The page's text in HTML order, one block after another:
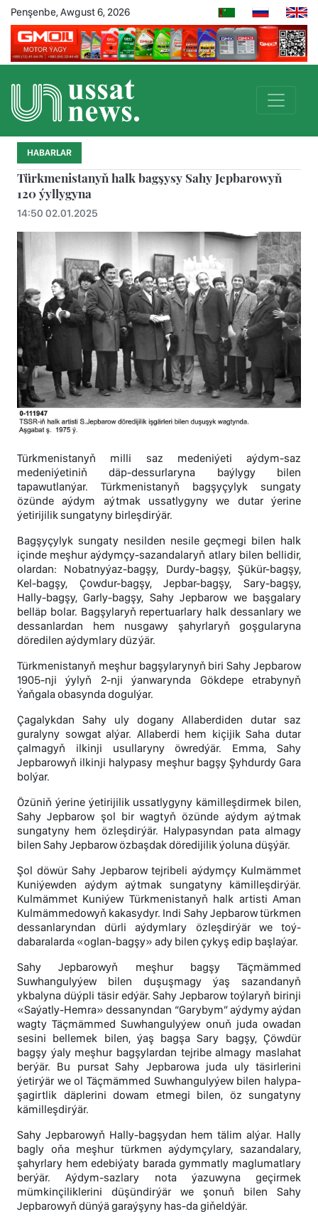
Penşenbe, Awgust 6, 2026
HABARLAR
Türkmenistanyň halk bagşysy Sahy Jepbarowyň
120 ýyllygyna
14:50 02.01.2025
Türkmenistanyň milli saz medeniýeti aýdym-saz
medeniýetiniň däp-dessurlaryna baýlygy bilen
tapawutlanýar. Türkmenistanyň bagşyçylyk sungaty
özünde aýdym aýtmak ussatlygyny we dutar ýerine
ýetirijilik sungatyny birleşdirýär.
Bagşyçylyk sungaty nesilden nesile geçmegi bilen halk
içinde meşhur aýdymçy-sazandalaryň atlary bilen bellidir,
olardan: Nobatnyýaz-bagşy, Durdy-bagşy, Şükür-bagşy,
Kel-bagşy, Çowdur-bagşy, Jepbar-bagşy, Sary-bagşy,
Hally-bagşy, Garly-bagşy, Sahy Jepbarow we başgalary
belläp bolar. Bagşylaryň repertuarlary halk dessanlary we
dessanlardan hem nusgawy şahyrlaryň goşgularyna
döredilen aýdymlary düzýär.
Türkmenistanyň meşhur bagşylarynyň biri Sahy Jepbarow
1905-nji ýylyň 2-nji ýanwarynda Gökdepe etrabynyň
Ýaňgala obasynda dogulýar.
Çagalykdan Sahy uly dogany Allaberdiden dutar saz
guralyny sowgat alýar. Allaberdi hem kiçijik Saha dutar
çalmagyň ilkinji usullaryny öwredýär. Emma, Sahy
Jepbarowyň ilkinji halypasy meşhur bagşy Şyhdurdy Gara
bolýar.
Özüniň ýerine ýetirijilik ussatlygyny kämilleşdirmek bilen,
Sahy Jepbarow şol bir wagtyň özünde aýdym aýtmak
sungatyny hem özleşdirýär. Halypasyndan pata almagy
bilen Sahy Jepbarow özbaşdak döredijilik ýoluna düşýär.
Şol döwür Sahy Jepbarow tejribeli aýdymçy Kulmämmet
Kuniýewden aýdym aýtmak sungatyny kämilleşdirýär.
Kulmämmet Kuniýew Türkmenistanyň halk artisti Aman
Kulmämmedowyň kakasydyr. Indi Sahy Jepbarow türkmen
dessanlaryndan dürli aýdymlary özleşdirýär we toý-
dabaralarda «oglan-bagşy» ady bilen çykyş edip başlaýar.
Sahy Jepbarowyň meşhur bagşy Täçmämmed
Suwhangulyýew bilen duşuşmagy ýaş sazandanyň
ykbalyna düýpli täsir edýär. Sahy Jepbarow toýlaryň birinji
«Saýatly-Hemra» dessanyndan “Garybym” aýdymy aýdan
wagty Täçmämmed Suwhangulyýew onuň juda owadan
sesini bellemek bilen, ýaş bagşa Sary bagşy, Çöwdür
bagşy ýaly meşhur bagşylardan tejribe almagy maslahat
berýär. Bu pursat Sahy Jepbarowa juda uly täsirlerini
ýetirýär we ol Täçmämmed Suwhangulyýew bilen halypa-
şagirtlik däplerini dowam etmegi bilen, öz sungatyny
kämilleşdirýär.
Sahy Jepbarowyň Hally-bagşydan hem tälim alýar. Hally
bagly oňa meşhur türkmen aýdymçylary, sazandalary,
şahyrlary hem edebiýaty barada gymmatly maglumatlary
berýär. Aýdym-sazlary nota ýazuwyna geçirmek
mümkinçiliklerini düşündirýär we şonuň bilen Sahy
Jepbarowyň dünýä garaýşyny has-da giňeldýär.